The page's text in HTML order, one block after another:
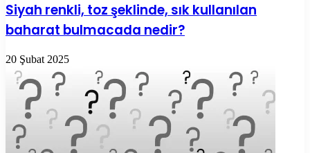
Siyah renkli, toz şeklinde, sık kullanılan
baharat bulmacada nedir?
20 Şubat 2025